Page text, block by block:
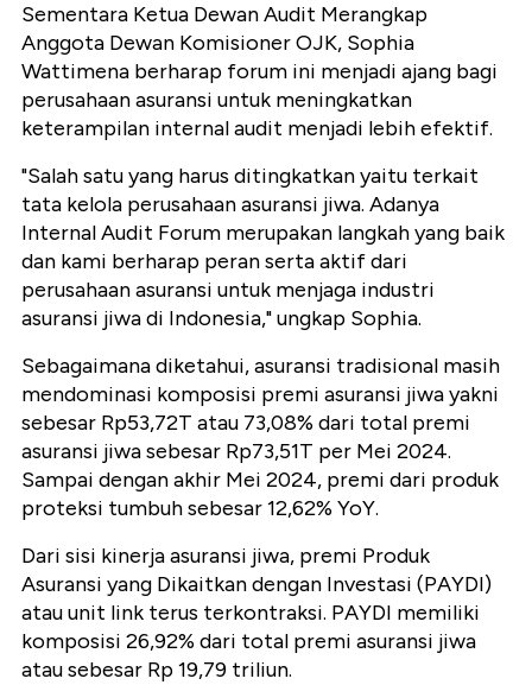
Sementara Ketua Dewan Audit Merangkap
Anggota Dewan Komisioner OJK, Sophia
Wattimena berharap forum ini menjadi ajang bagi
perusahaan asuransi untuk meningkatkan
keterampilan internal audit menjadi lebih efektif.
"Salah satu yang harus ditingkatkan yaitu terkait
tata kelola perusahaan asuransi jiwa. Adanya
Internal Audit Forum merupakan langkah yang baik
dan kami berharap peran serta aktif dari
perusahaan asuransi untuk menjaga industri
asuransi jiwa di Indonesia," ungkap Sophia.
Sebagaimana diketahui, asuransi tradisional masih
mendominasi komposisi premi asuransi jiwa yakni
sebesar Rp53,72T atau 73,08% dari total premi
asuransi jiwa sebesar Rp73,51T per Mei 2024.
Sampai dengan akhir Mei 2024, premi dari produk
proteksi tumbuh sebesar 12,62% YoY.
Dari sisi kinerja asuransi jiwa, premi Produk
Asuransi yang Dikaitkan dengan Investasi (PAYDI)
atau unit link terus terkontraksi. PAYDI memiliki
komposisi 26,92% dari total premi asuransi jiwa
atau sebesar Rp 19,79 triliun.